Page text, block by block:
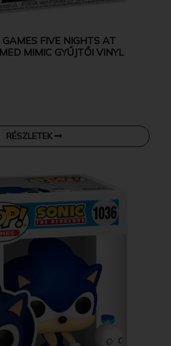
FIVE NIGHTS AT
MIMIC GYŰJTŐI VINYL
RÉSZLETEK